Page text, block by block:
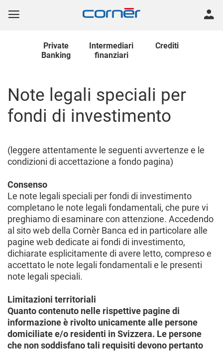
Private
Banking
Intermediari
finanziari
Crediti
Note legali speciali per
fondi di investimento
(leggere attentamente le seguenti avvertenze e le
condizioni di accettazione a fondo pagina)
Consenso
Le note legali speciali per fondi di investimento
completano le note legali fondamentali, che pure vi
preghiamo di esaminare con attenzione. Accedendo
al sito web della Cornèr Banca ed in particolare alle
pagine web dedicate ai fondi di investimento,
dichiarate esplicitamente di avere letto, compreso e
accettato le note legali fondamentali e le presenti
note legali speciali.
Limitazioni territoriali
Quanto contenuto nelle rispettive pagine di
informazione è rivolto unicamente alle persone
domiciliate e/o residenti in Svizzera. Le persone
che non soddisfano tali requisiti devono pertanto